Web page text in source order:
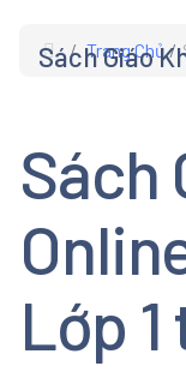
Sách Giáo
Trang Chủ
Sách
Lớp 1